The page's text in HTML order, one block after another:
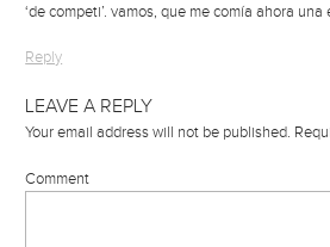
‘de competi’. vamos, que me comía ahora una
Reply
LEAVE A REPLY
Your email address will not be published.
Comment